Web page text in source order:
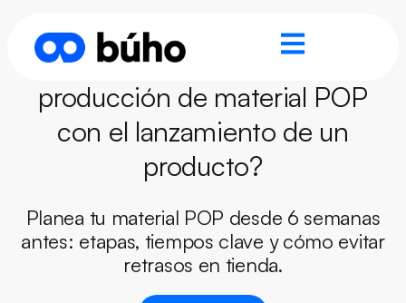
¿Cómo se coordina la
producción de material POP
con el lanzamiento de un
producto?
Planea tu material POP desde 6 semanas
antes: etapas, tiempos clave y cómo evitar
retrasos en tienda.